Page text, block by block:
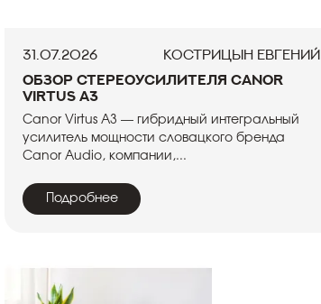
31.07.2026
Кострицын Евгений
Обзор стереоусилителя Canor
Virtus A3
Canor Virtus A3 — гибридный интегральный
усилитель мощности словацкого бренда
Canor Audio, компании,...
Подробнее